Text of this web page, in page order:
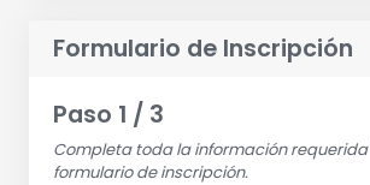
Formulario de Inscripción
Paso 1 / 3
Completa toda la información requerida
formulario de inscripción.